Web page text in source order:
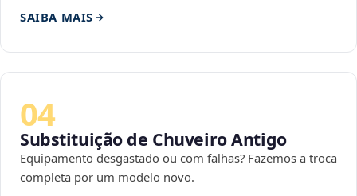
SAIBA MAIS
04
Substituição de Chuveiro Antigo
Equipamento desgastado ou com falhas? Fazemos a troca
completa por um modelo novo.